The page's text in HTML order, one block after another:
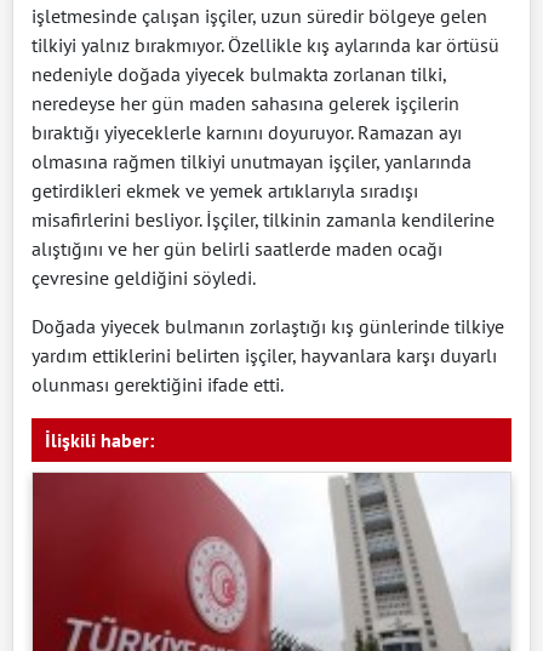
işletmesinde çalışan işçiler, uzun süredir bölgeye gelen
tilkiyi yalnız bırakmıyor. Özellikle kış aylarında kar örtüsü
nedeniyle doğada yiyecek bulmakta zorlanan tilki,
neredeyse her gün maden sahasına gelerek işçilerin
bıraktığı yiyeceklerle karnını doyuruyor. Ramazan ayı
olmasına rağmen tilkiyi unutmayan işçiler, yanlarında
getirdikleri ekmek ve yemek artıklarıyla sıradışı
misafirlerini besliyor. İşçiler, tilkinin zamanla kendilerine
alıştığını ve her gün belirli saatlerde maden ocağı
çevresine geldiğini söyledi.
Doğada yiyecek bulmanın zorlaştığı kış günlerinde tilkiye
yardım ettiklerini belirten işçiler, hayvanlara karşı duyarlı
olunması gerektiğini ifade etti.
İlişkili haber: